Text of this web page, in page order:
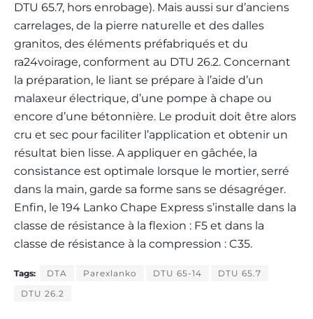
DTU 65.7, hors enrobage). Mais aussi sur d’anciens
carrelages, de la pierre naturelle et des dalles
granitos, des éléments préfabriqués et du
ra24voirage, conforment au DTU 26.2. Concernant
la préparation, le liant se prépare à l’aide d’un
malaxeur électrique, d’une pompe à chape ou
encore d’une bétonnière. Le produit doit être alors
cru et sec pour faciliter l’application et obtenir un
résultat bien lisse. A appliquer en gâchée, la
consistance est optimale lorsque le mortier, serré
dans la main, garde sa forme sans se désagréger.
Enfin, le 194 Lanko Chape Express s’installe dans la
classe de résistance à la flexion : F5 et dans la
classe de résistance à la compression : C35.
Tags: DTA Parexlanko DTU 65-14
DTU 65.7
DTU 26.2